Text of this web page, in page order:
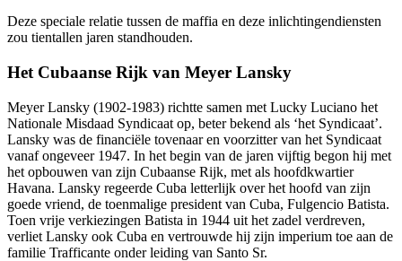
Deze speciale relatie tussen de maffia en deze inlichtingendiensten
zou tientallen jaren standhouden.
Het Cubaanse Rijk van Meyer Lansky
Meyer Lansky (1902-1983) richtte samen met Lucky Luciano het
Nationale Misdaad Syndicaat op, beter bekend als ‘het Syndicaat’.
Lansky was de financiële tovenaar en voorzitter van het Syndicaat
vanaf ongeveer 1947. In het begin van de jaren vijftig begon hij met
het opbouwen van zijn Cubaanse Rijk, met als hoofdkwartier
Havana. Lansky regeerde Cuba letterlijk over het hoofd van zijn
goede vriend, de toenmalige president van Cuba, Fulgencio Batista.
Toen vrije verkiezingen Batista in 1944 uit het zadel verdreven,
verliet Lansky ook Cuba en vertrouwde hij zijn imperium toe aan de
familie Trafficante onder leiding van Santo Sr.